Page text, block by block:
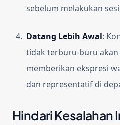
sebelum melakukan
Datang Lebih Awal:
tidak terburu-buru
memberikan ekspresi
dan representatif di
Hindari Kesalahan